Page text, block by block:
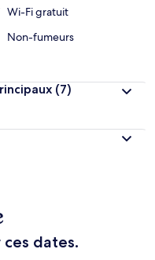
Wi-Fi gratuit
Non-fumeurs
(7)
dates.